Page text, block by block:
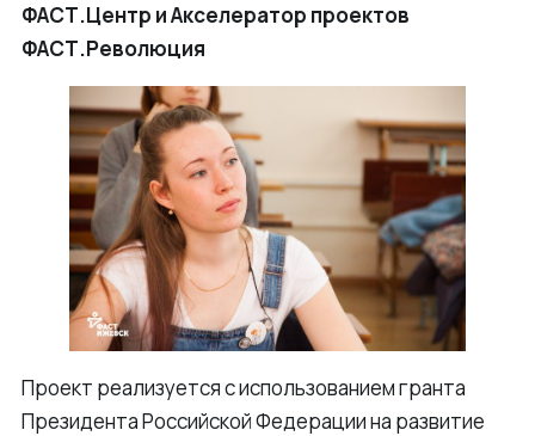
ФАСТ.Центр и Акселератор проектов
ФАСТ.Революция
Проект реализуется с использованием гранта
Президента Российской Федерации на развитие